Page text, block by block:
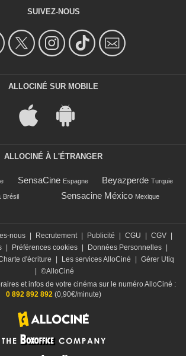
SUIVEZ-NOUS
ALLOCINÉ SUR MOBILE
ALLOCINÉ À L'ÉTRANGER
SensaCine Espagne Beyazperde Turquie
Brésil Sensacine México Mexique
nous Recrutement Publicité CGU CGV
Préférences cookies Données Personnelles
d'écriture Les services AlloCiné
Gérer Utiq
©AlloCiné
et infos de votre cinéma sur le numéro AlloCiné :
0 892 892 892(0,90€/minute)